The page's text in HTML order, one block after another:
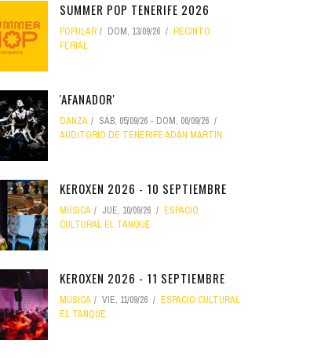
SUMMER POP TENERIFE 2026
POPULAR DOM, 13/09/26
RECINTO
FERIAL
'AFANADOR'
DANZA SÁB, 05/09/26 - DOM, 06/09/26
AUDITORIO DE TENERIFE ADÁN MARTÍN
KEROXEN 2026 - 10 SEPTIEMBRE
MÚSICA JUE, 10/09/26
ESPACIO
CULTURAL EL TANQUE
KEROXEN 2026 - 11 SEPTIEMBRE
MÚSICA VIE, 11/09/26
ESPACIO CULTURAL
EL TANQUE